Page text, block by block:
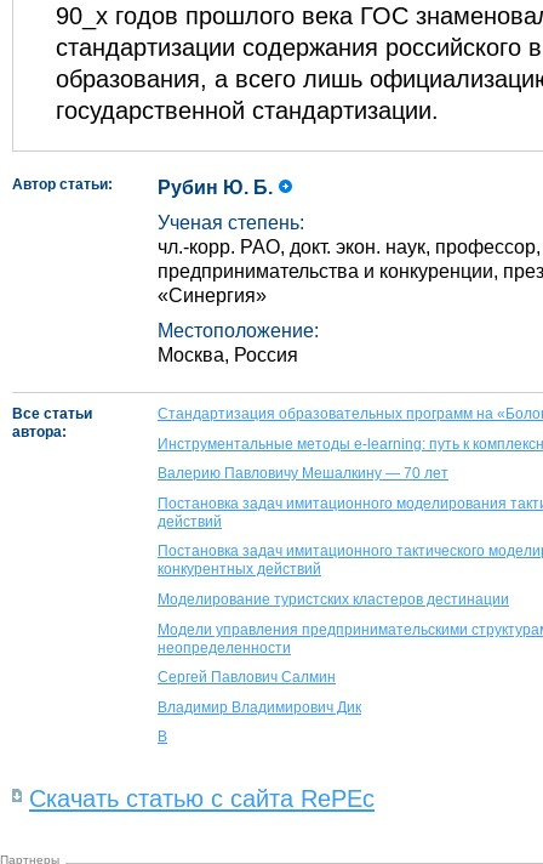
90_х годов прошлого века ГОС
стандартизации содержания российского
образования, а всего лишь
государственной стандартизации.
Автор статьи:
Рубин Ю. Б.
Ученая степень:
чл.-корр. РАО, докт. экон. наук,
предпринимательства и конкуренции,
«Синергия»
Местоположение:
Москва, Россия
Все статьи
автора:
Стандартизация образовательных программ на
Инструментальные методы e-learning: путь к
Валерию Павловичу Мешалкину — 70 лет
Постановка задач имитационного моделирования
действий
Постановка задач имитационного тактического
конкурентных действий
Моделирование туристских кластеров дестинации
Модели управления предпринимательскими
неопределенности
Сергей Павлович Салмин
Владимир Владимирович Дик
В
Скачать статью с сайта RePEc
Партнеры